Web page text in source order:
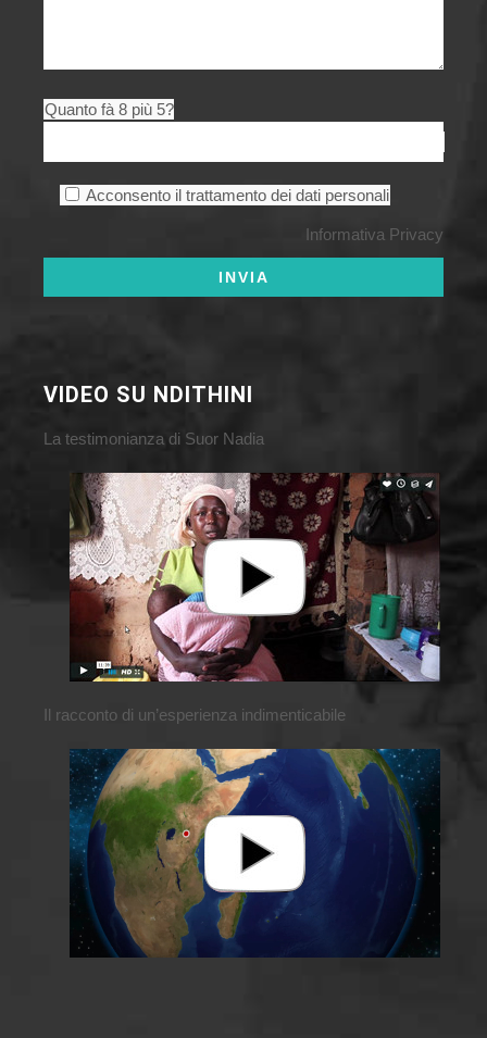
Quanto fà 8 più 5?
Acconsento il trattamento dei dati personali
Informativa Privacy
VIDEO SU NDITHINI
La testimonianza di Suor Nadia
Il racconto di un’esperienza indimenticabile